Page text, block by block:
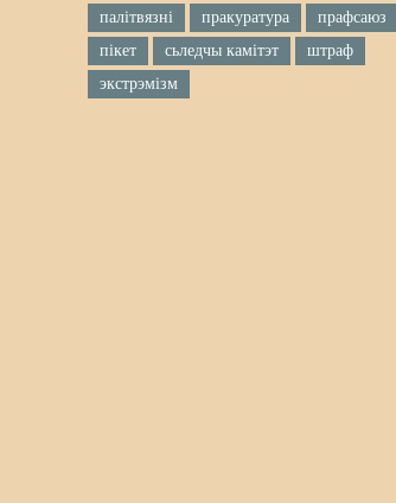
палітвязні
пракуратура
прафсаюз
пікет
сьледчы камітэт
штраф
экстрэмізм